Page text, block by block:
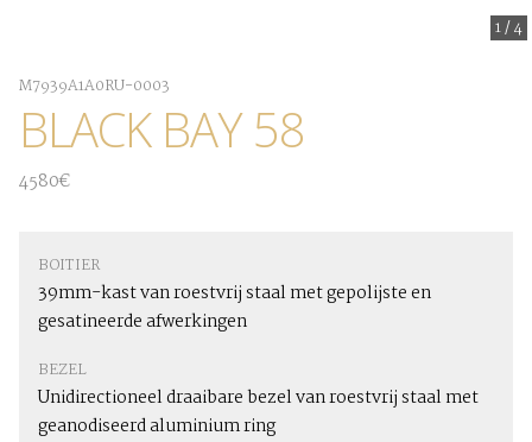
1/4
M7939A1A0RU-0003
BLACK BAY 58
4580€
BOITIER
39mm-kast van roestvrij staal met gepolijste en
gesatineerde afwerkingen
BEZEL
Unidirectioneel draaibare bezel van roestvrij staal met
geanodiseerd aluminium ring